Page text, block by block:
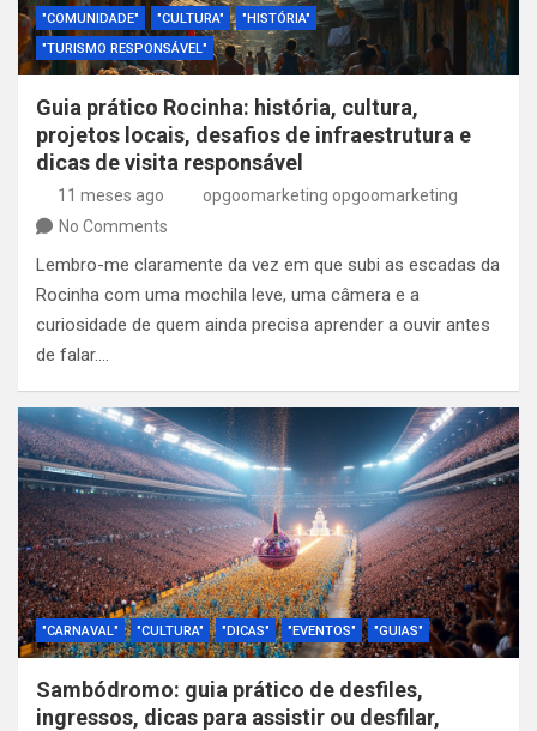
"COMUNIDADE" "CULTURA"
"HISTÓRIA"
"TURISMO RESPONSÁVEL"
Guia prático Rocinha: história, cultura,
projetos locais, desafios de infraestrutura e
dicas de visita responsável
11 meses ago
opgoomarketing opgoomarketing
No Comments
Lembro-me claramente da vez em que subi as escadas da
Rocinha com uma mochila leve, uma câmera e a
curiosidade de quem ainda precisa aprender a ouvir antes
de falar.…
"CARNAVAL" "CULTURA" "DICAS" "EVENTOS" "GUIAS"
Sambódromo: guia prático de desfiles,
ingressos, dicas para assistir ou desfilar,